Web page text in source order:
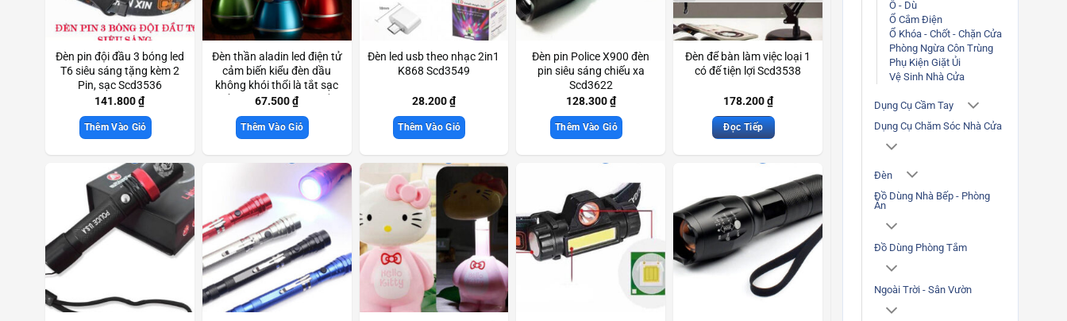
Ô - Dù
Ổ Cắm Điện
Ổ Khóa - Chốt - Chặn Cửa
Phòng Ngừa Côn Trùng
Phụ Kiện Giặt Ủi
Vệ Sinh Nhà Cửa
Dụng Cụ Cầm Tay
Dụng Cụ Chăm Sóc Nhà Cửa
Đèn
Đồ Dùng Nhà Bếp - Phòng
Ăn
Đồ Dùng Phòng Tắm
Ngoài Trời - Sân Vườn
Đèn pin đội đầu 3 bóng led
T6 siêu sáng tặng kèm 2
Pin, sạc Scd3536
141.800₫
Thêm Vào Giỏ
Đèn thần aladin led điện tử
cảm biến kiểu đèn dầu
không khói thổi là tắt sạc
để bàn trang trí đẹp mắt
Scd3466
67.500₫
Thêm Vào Giỏ
Đèn led usb theo nhạc 2in1
K868 Scd3549
28.200₫
Thêm Vào Giỏ
Đèn pin Police X900 đèn
pin siêu sáng chiếu xa
Scd3622
128.300₫
Thêm Vào Giỏ
Đèn để bàn làm việc loại 1
có đế tiện lợi Scd3538
178.200₫
Đọc Tiếp